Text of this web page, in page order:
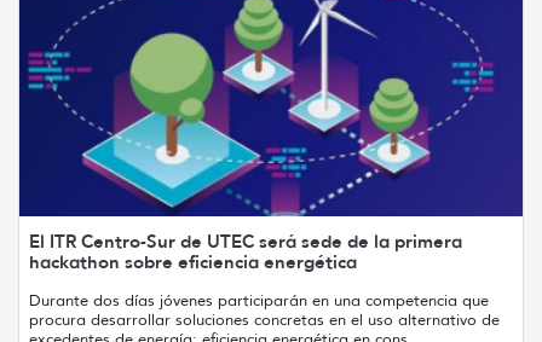
El ITR Centro-Sur de UTEC será sede de la primera
hackathon sobre eficiencia energética
Durante dos días jóvenes participarán en una competencia que
procura desarrollar soluciones concretas en el uso alternativo de